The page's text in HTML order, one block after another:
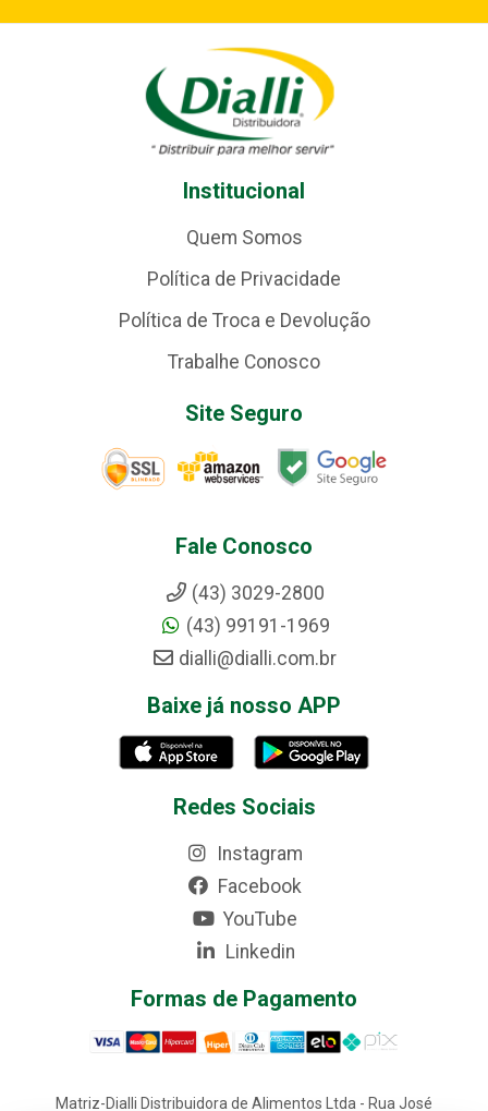
Institucional
Quem Somos
Política de Privacidade
Política de Troca e Devolução
Trabalhe Conosco
Site Seguro
Fale Conosco
(43) 3029-2800
(43) 99191-1969
dialli@dialli.com.br
Baixe já nosso APP
Redes Sociais
Instagram
Facebook
YouTube
Linkedin
Formas de Pagamento
Matriz-Dialli Distribuidora de Alimentos Ltda - Rua José